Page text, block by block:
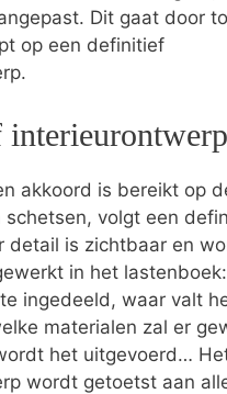
Dit gaat door
op een definitief
akkoord is bereikt op
schetsen, volgt een
detail is zichtbaar en
in het
ingedeeld, waar valt
materialen zal er
het uitgevoerd…
wordt getoetst aan